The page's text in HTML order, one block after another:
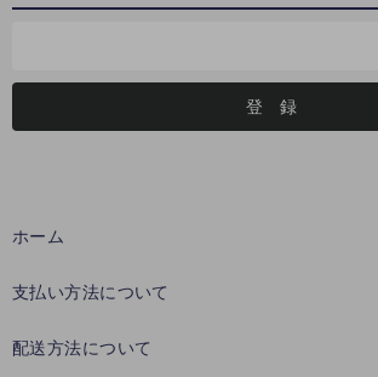
ホーム
支払い方法について
配送方法について